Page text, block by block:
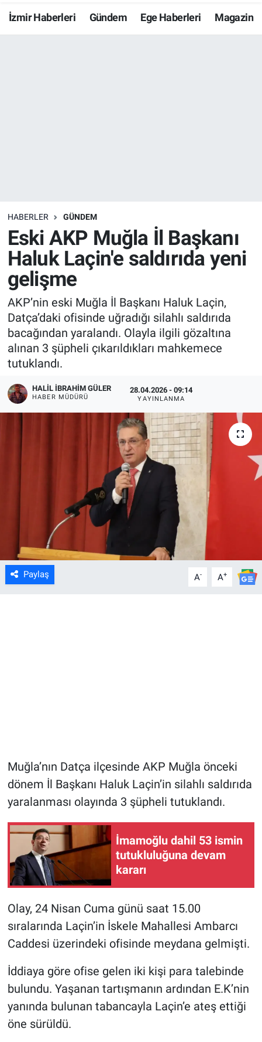
İzmir Haberleri Gündem Ege Haberleri Magazin
HABERLER GÜNDEM
Eski AKP Muğla İl Başkanı
Haluk Laçin'e saldırıda yeni
gelişme
AKP’nin eski Muğla İl Başkanı Haluk Laçin,
Datça’daki ofisinde uğradığı silahlı saldırıda
bacağından yaralandı. Olayla ilgili gözaltına
alınan 3 şüpheli çıkarıldıkları mahkemece
tutuklandı.
HALIL İBRAHIM GÜLER
HABER MÜDÜRÜ
28.04.2026 - 09:14
YAYINLANMA
Paylaş A- A+
Muğla’nın Datça ilçesinde AKP Muğla önceki
dönem İl Başkanı Haluk Laçin’in silahlı saldırıda
yaralanması olayında 3 şüpheli tutuklandı.
İmamoğlu dahil 53 ismin
tutukluluğuna devam
kararı
Olay, 24 Nisan Cuma günü saat 15.00
sıralarında Laçin’in İskele Mahallesi Ambarcı
Caddesi üzerindeki ofisinde meydana gelmişti.
İddiaya göre ofise gelen iki kişi para talebinde
bulundu. Yaşanan tartışmanın ardından E.K’nin
yanında bulunan tabancayla Laçin’e ateş ettiği
öne sürüldü.
Resmi İlanlar